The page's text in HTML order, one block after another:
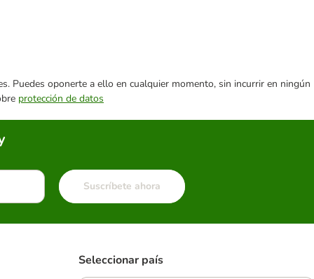
Puedes oponerte a ello en cualquier momento, sin incurrir en ningún
protección de datos
Suscríbete ahora
Seleccionar país